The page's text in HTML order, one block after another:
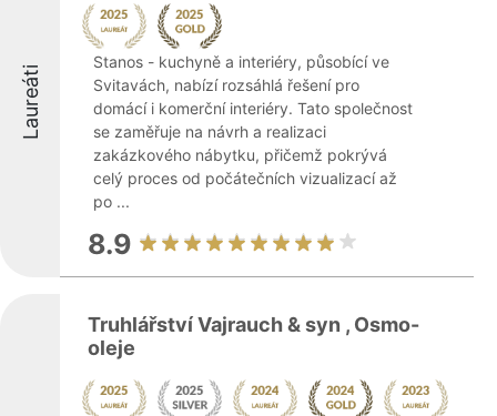
Laureáti
Stanos - kuchyně a interiéry, působící ve
Svitavách, nabízí rozsáhlá řešení pro
domácí i komerční interiéry. Tato společnost
se zaměřuje na návrh a realizaci
zakázkového nábytku, přičemž pokrývá
celý proces od počátečních vizualizací až
po ...
8.9
Truhlářství Vajrauch & syn , Osmo-
oleje